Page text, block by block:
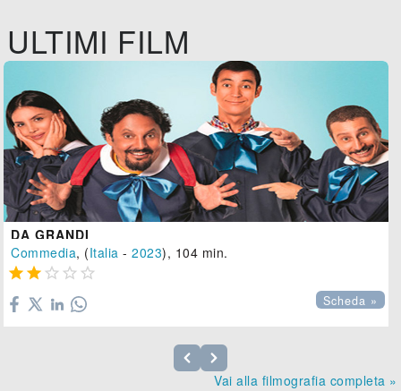
ULTIMI FILM
DA GRANDI
Commedia, (Italia -2023), 104 min.
    
Scheda »
Vai alla filmografia completa »